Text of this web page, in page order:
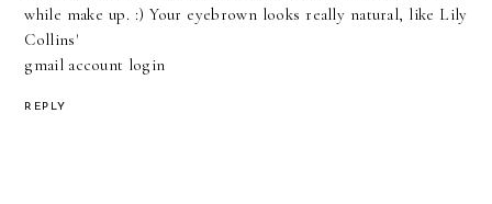
while make up. :) Your eyebrown looks really natural, like Lily
Collins'
gmail account login
REPLY